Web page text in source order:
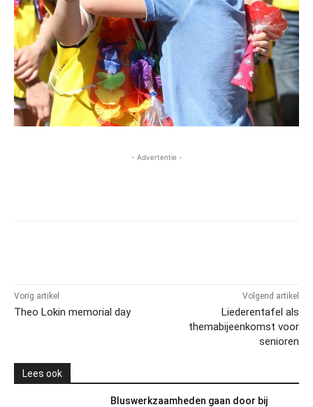
- Advertentie -
Vorig artikel
Theo Lokin memorial day
Volgend artikel
Liederentafel als
themabijeenkomst voor
senioren
Lees ook
Bluswerkzaamheden gaan door bij